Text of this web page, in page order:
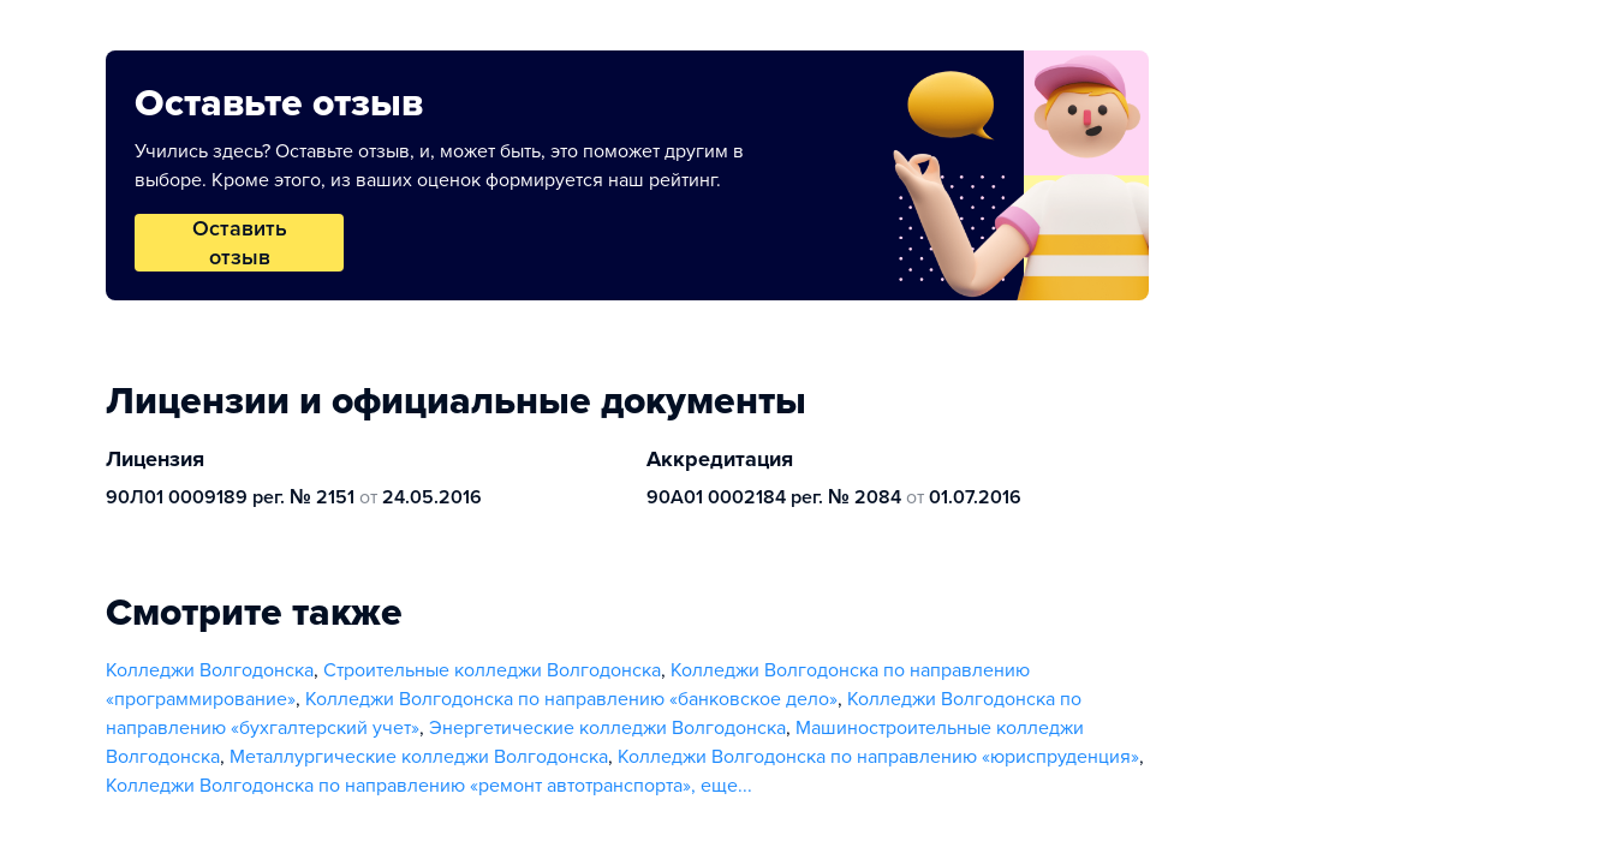
Оставьте отзыв
Учились здесь? Оставьте отзыв, и, может быть, это поможет другим в
выборе. Кроме этого, из ваших оценок формируется наш рейтинг.
Оставить
отзыв
Лицензии и официальные документы
Лицензия
90Л01 0009189 рег. № 2151 от 24.05.2016
Аккредитация
90А01 0002184 рег. № 2084 от 01.07.2016
Смотрите также
Колледжи Волгодонска, Строительные колледжи Волгодонска, Колледжи Волгодонска по направлению
«программирование», Колледжи Волгодонска по направлению «банковское дело», Колледжи Волгодонска по
направлению «бухгалтерский учет», Энергетические колледжи Волгодонска, Машиностроительные колледжи
Волгодонска, Металлургические колледжи Волгодонска, Колледжи Волгодонска по направлению «юриспруденция»,
Колледжи Волгодонска по направлению «ремонт автотранспорта», еще...